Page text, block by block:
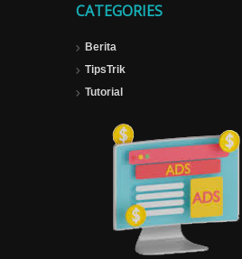
CATEGORIES
Berita
TipsTrik
Tutorial